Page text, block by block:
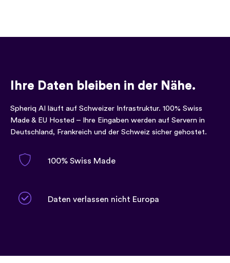
Ihre Daten bleiben in der Nähe.
Spheriq AI läuft auf Schweizer Infrastruktur. 100% Swiss
Made & EU Hosted – Ihre Eingaben werden auf Servern in
Deutschland, Frankreich und der Schweiz sicher gehostet.
100% Swiss Made
Daten verlassen nicht Europa